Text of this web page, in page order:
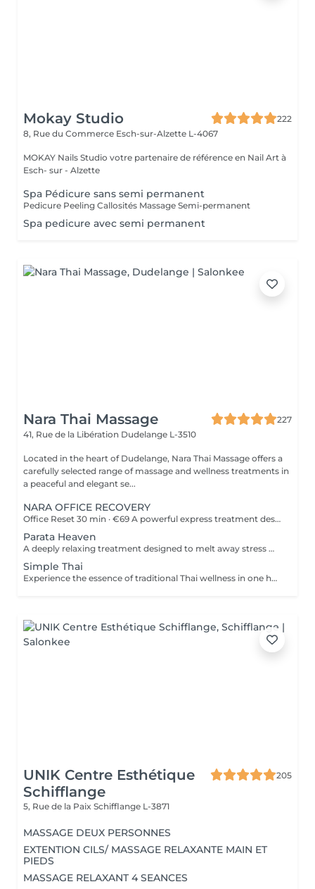
Mokay Studio
222
8, Rue du Commerce Esch-sur-Alzette L-4067
MOKAY Nails Studio votre partenaire de référence en Nail Art à
Esch- sur - Alzette
Spa Pédicure sans semi permanent
Pedicure Peeling Callosités Massage Semi-permanent
Spa pedicure avec semi permanent
Nara Thai Massage
227
41, Rue de la Libération Dudelange L-3510
Located in the heart of Dudelange, Nara Thai Massage offers a
carefully selected range of massage and wellness treatments in
a peaceful and elegant se...
NARA OFFICE RECOVERY
Office Reset 30 min · €69 A powerful express treatment designed to release upper-body tension and calm the mind when time is limited. Includes: Upper Back Massage Neck & Shoulder Massage Acupressure Head Massage Targeted Hot Stones Cooling Jade Eye Mask Results: Looser muscles A lighter head Soothed, refreshed eyes A calmer mind Ideal during a lunch break or after work. Office Reset Plus 45 min · €89 A deeper upper-body recovery treatment with added foot relaxation for tired, heavy feet. Includes: Upper Back Massage Neck & Shoulder Massage Acupressure Head Massage Relaxing Foot Massage Targeted Hot Stones Cooling Jade Eye Mask Results: Reduced tension from prolonged sitting Refreshed feet and legs Renewed energy A calmer body and mind Executive Recovery 75 min · €139 Our complete head-to-toe ritual, created for accumulated stress and deeper physical fatigue. Includes: Detailed Back Massage Neck & Shoulder Massage Acupressure Head Massage Hand Acupressure Foot Reflexology Targeted Hot Stones Cooling Jade Eye Relaxation Results: Deeper muscular relaxation A lighter, re-energised body A calmer mind Restored balance and vitality Every treatment uses organic coconut oil and organic aromatherapy oils to soften the skin, ease muscular tension and promote deep relaxation.
Parata Heaven
A deeply relaxing treatment designed to melt away stress where it accumulates most. Combining a 60-minute Indian Head & Shoulder Massage with a 30-minute Office Syndrome Back & Shoulder Massage, this package focuses on the scalp, neck, shoulders, and upper back to release tension, calm the mind, and restore a feeling of lightness and wellbeing. Includes: Indian Head & Shoulder Massage 60 min Office Syndrome Back & Shoulder Massage 30 min
Simple Thai
Experience the essence of traditional Thai wellness in one harmonious ritual. Designed to relax the body, ease muscular tension, improve circulation, and restore a lasting sense of balance and wellbeing. Includes: Traditional Thai Oil Massage 90 min Thai Foot Reflexology 45 min
UNIK Centre Esthétique
Schifflange
205
5, Rue de la Paix Schifflange L-3871
MASSAGE DEUX PERSONNES
EXTENTION CILS/ MASSAGE RELAXANTE MAIN ET
PIEDS
MASSAGE RELAXANT 4 SEANCES